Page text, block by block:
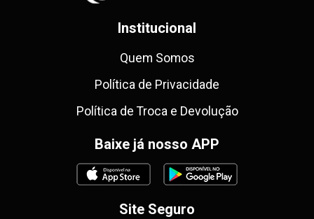
Institucional
Quem Somos
Política de Privacidade
Política de Troca e Devolução
Baixe já nosso APP
Site Seguro